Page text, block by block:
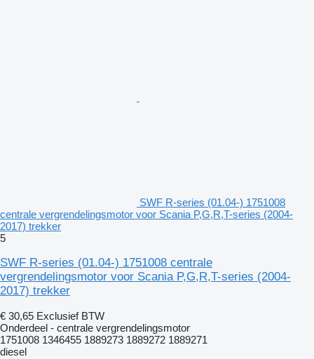
SWF R-series (01.04-) 1751008
centrale vergrendelingsmotor voor Scania P,G,R,T-series (2004-
2017) trekker
5
SWF R-series (01.04-) 1751008 centrale
vergrendelingsmotor voor Scania P,G,R,T-series (2004-
2017) trekker
€ 30,65 Exclusief BTW
Onderdeel - centrale vergrendelingsmotor
1751008 1346455 1889273 1889272 1889271
diesel